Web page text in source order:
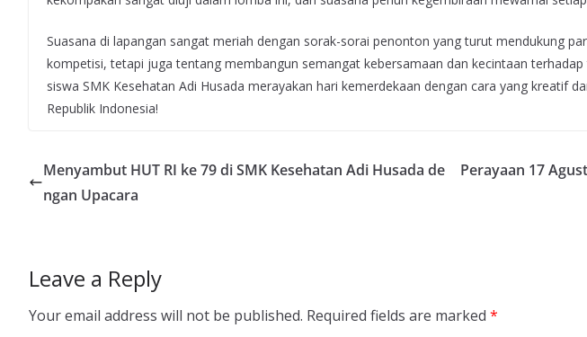
Suasana di lapangan sangat meriah dengan sorak-sorai penonton yang turut mendukung
kompetisi, tetapi juga tentang membangun semangat kebersamaan dan kecintaan
siswa SMK Kesehatan Adi Husada merayakan hari kemerdekaan dengan cara yang kreatif
Republik Indonesia!
Menyambut HUT RI ke 79 di SMK Kesehatan Adi Husada de
ngan Upacara
Perayaan 17
Leave a Reply
Your email address will not be published. Required fields are marked *